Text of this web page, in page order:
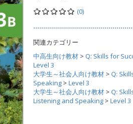
(0)
関連カテゴリー
中高生向け教材 > Q: Skills for
Level 3
大学生～社会人向け教材 > Q:
Speaking > Level 3
大学生～社会人向け教材 > Q:
Listening and Speaking > Level 3